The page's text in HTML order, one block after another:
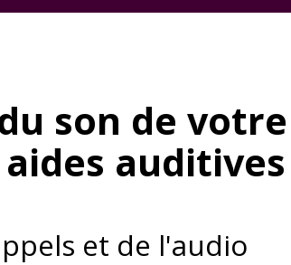
son de votre
auditives
et de l'audio